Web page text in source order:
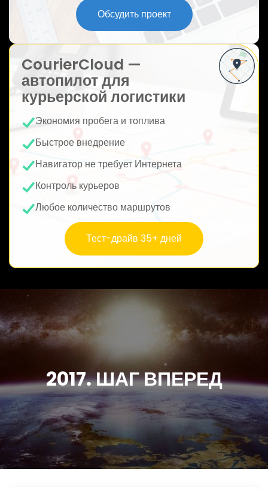
Обсудить проект
CourierCloud —
автопилот для
курьерской логистики
Экономия пробега и топлива
Быстрое внедрение
Навигатор не требует Интернета
Контроль курьеров
Любое количество маршрутов
Тест-драйв 35+ дней
2017. ШАГ ВПЕРЕД